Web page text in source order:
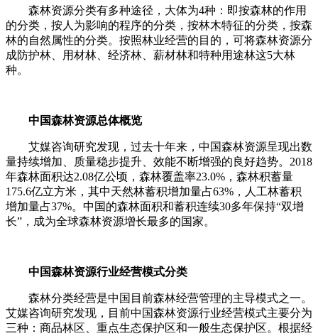
森林资源分类有多种途径，大体为4种：即按森林的作用
的分类，按人为影响的程序的分类，按林木特征的分类，按森
林的自然属性的分类。按照林业经营的目的，可将森林资源分
成防护林、用材林、经济林、薪材林和特种用途林这5大林
种。
中国森林资源总体概览
艾媒咨询研究发现，过去十年来，中国森林资源呈现出数
量持续增加、质量稳步提升、效能不断增强的良好趋势。2018
年森林面积达2.08亿公顷，森林覆盖率23.0%，森林积蓄量
175.6亿立方米，其中天然林蓄积增加量占63%，人工林蓄积
增加量占37%。中国的森林面积和蓄积连续30多年保持“双增
长”，成为全球森林资源增长最多的国家。
中国森林资源行业经营模式分类
森林分类经营是中国目前森林经营管理的主导模式之一。
艾媒咨询研究发现，目前中国森林资源行业经营模式主要分为
三种：商品林区、重点生态保护区和一般生态保护区。根据经